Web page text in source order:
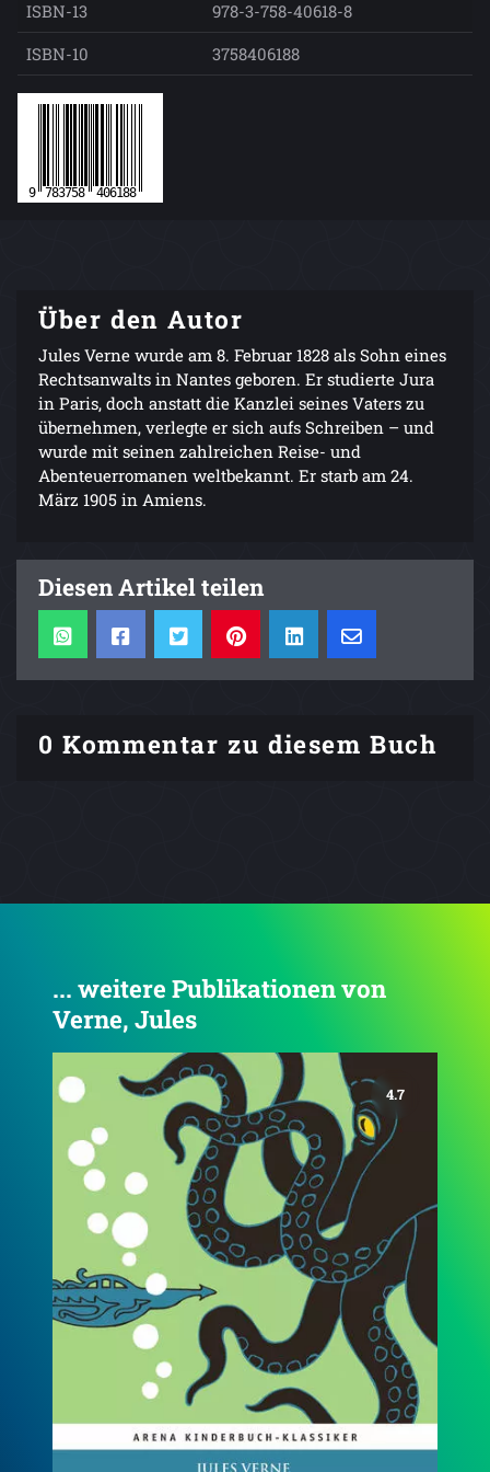
ISBN-13
978-3-758-40618-8
ISBN-10
3758406188
Über den Autor
Jules Verne wurde am 8. Februar 1828 als Sohn eines
Rechtsanwalts in Nantes geboren. Er studierte Jura
in Paris, doch anstatt die Kanzlei seines Vaters zu
übernehmen, verlegte er sich aufs Schreiben – und
wurde mit seinen zahlreichen Reise- und
Abenteuerromanen weltbekannt. Er starb am 24.
März 1905 in Amiens.
Diesen Artikel teilen
0 Kommentar zu diesem Buch
... weitere Publikationen von
Verne, Jules